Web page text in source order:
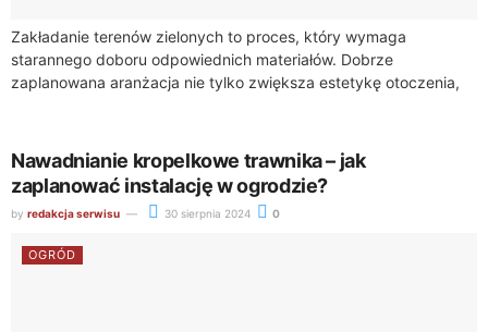
Zakładanie terenów zielonych to proces, który wymaga
starannego doboru odpowiednich materiałów. Dobrze
zaplanowana aranżacja nie tylko zwiększa estetykę otoczenia,
Nawadnianie kropelkowe trawnika – jak
zaplanować instalację w ogrodzie?
by redakcja serwisu 30 sierpnia 2024 0
OGRÓD